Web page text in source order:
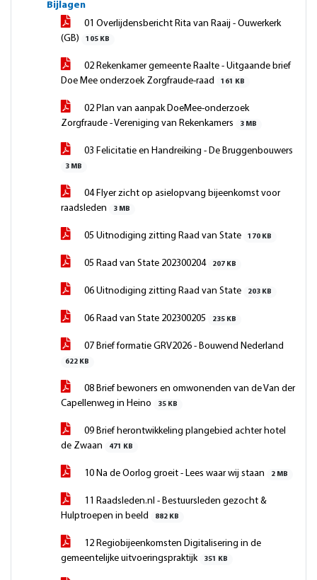
Bijlagen
01 Overlijdensbericht Rita van Raaij - Ouwerkerk
(GB)
105 KB
02 Rekenkamer gemeente Raalte - Uitgaande brief
Doe Mee onderzoek Zorgfraude-raad
161 KB
02 Plan van aanpak DoeMee-onderzoek
Zorgfraude - Vereniging van Rekenkamers
3 MB
03 Felicitatie en Handreiking - De Bruggenbouwers
3 MB
04 Flyer zicht op asielopvang bijeenkomst voor
raadsleden
3 MB
05 Uitnodiging zitting Raad van State 170 KB
05 Raad van State 202300204 207 KB
06 Uitnodiging zitting Raad van State 203 KB
06 Raad van State 202300205 235 KB
07 Brief formatie GRV2026 - Bouwend Nederland
622 KB
08 Brief bewoners en omwonenden van de Van der
Capellenweg in Heino
35 KB
09 Brief herontwikkeling plangebied achter hotel
de Zwaan
471 KB
10 Na de Oorlog groeit - Lees waar wij staan 2 MB
11 Raadsleden.nl - Bestuursleden gezocht &
Hulptroepen in beeld
882 KB
12 Regiobijeenkomsten Digitalisering in de
gemeentelijke uitvoeringspraktijk
351 KB